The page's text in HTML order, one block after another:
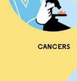
CANCERS